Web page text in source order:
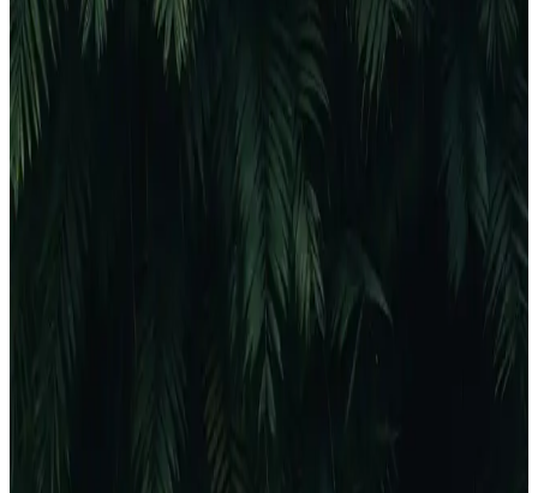
Yazıcıların renkleri neden farklı çıkar? Mürekkep seviyesi, kağıt
kalitesi ve ayarların önemi gibi temel nedenler ve çözüm önerileri
detaylı anlatılıyor.
Canon MG2551S ve Pixma E3640 Karşılaştırması:
Hangi Yazıcı İhtiyaçlarınıza Uygundur
Canon MG2551S ve Pixma E3640 modellerinin özellikleri,
performansları ve kullanıcı yorumlarıyla detaylı karşılaştırması,
ihtiyaçlarınıza uygun en iyi yazıcıyı seçmenize yardımcı olur.
HP 650 Kartuşu: Yüksek Kalite ve Güvenilirlik
Sunan Baskı Çözümünüz
HP 650 kartuşu, yüksek baskı kalitesi, uygun fiyat ve çeşitli
modelleriyle ev ve ofis kullanımı için ideal seçimdir. Uygun fiyatlı,
orijinal ve doldurulabilir seçenekleriyle baskı ihtiyaçlarınızı karşılar.
HP 415A Toner Kartuşu: Ofis ve Ev Yazıcıları İçin
Güçlü ve Ekonomik Çözüm